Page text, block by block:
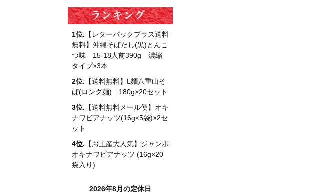
1位. 【レターパックプラス送料
無料】沖縄そばだし(黒)とんこ
つ味 15-18人前390g 濃縮
タイプ×3本
2位. 【送料無料】L麵八重山そ
ば(ロング麺) 180g×20セット
3位. 【送料無料メール便】オキ
ナワビアナッツ(16g×5袋)×2セ
ット
4位. 【お土産大人気】ジャンボ
オキナワビアナッツ (16g×20
袋入り)
2026年8月の定休日